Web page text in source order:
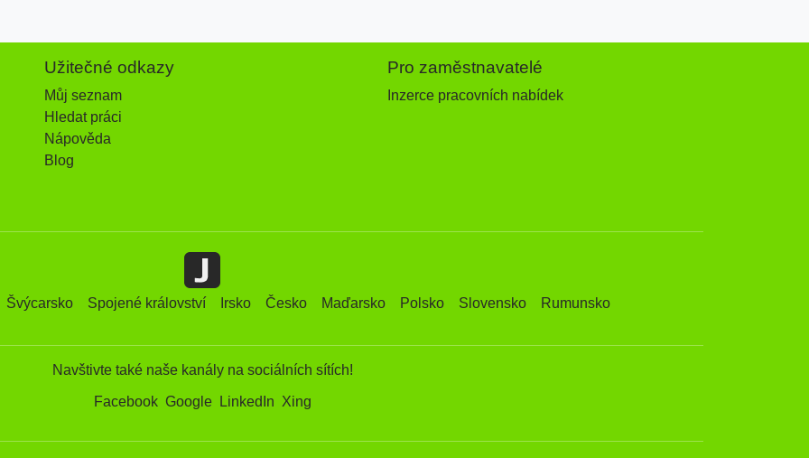
Užitečné odkazy
Můj seznam
Hledat práci
Nápověda
Blog
Pro zaměstnavatelé
Inzerce pracovních nabídek
Švýcarsko Spojené království Irsko Česko Maďarsko Polsko Slovensko Rumunsko
Navštivte také naše kanály na sociálních sítích!
Facebook Google LinkedIn Xing